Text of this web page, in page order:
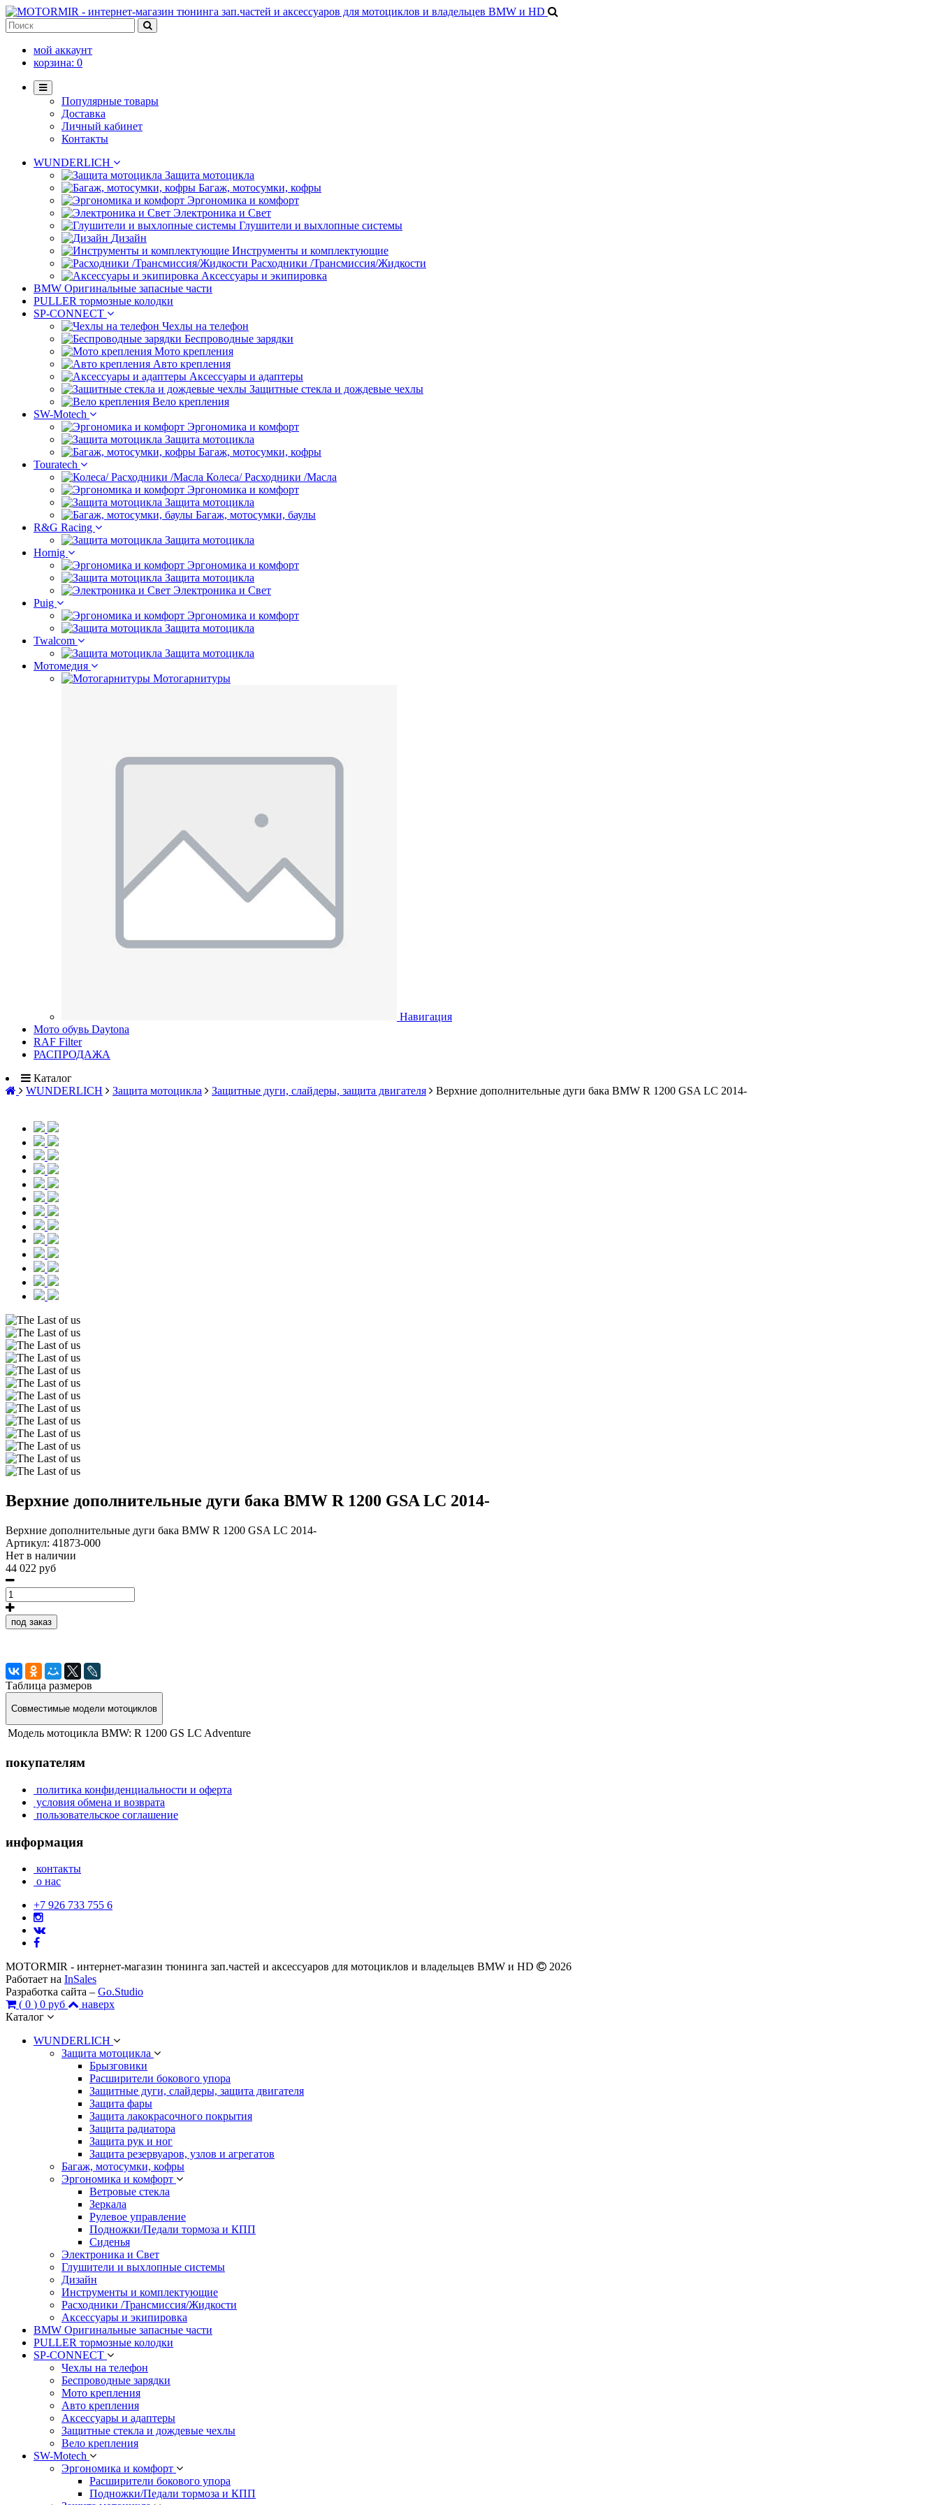
мой аккаунт
корзина: 0
Популярные товары
Доставка
Личный кабинет
Контакты
WUNDERLICH
Защита мотоцикла
Багаж, мотосумки, кофры
Эргономика и комфорт
Электроника и Свет
Глушители и выхлопные системы
Дизайн
Инструменты и комплектующие
Расходники /Трансмиссия/Жидкости
Аксессуары и экипировка
BMW Оригинальные запасные части
PULLER тормозные колодки
SP-CONNECT
Чехлы на телефон
Беспроводные зарядки
Мото крепления
Авто крепления
Аксессуары и адаптеры
Защитные стекла и дождевые чехлы
Вело крепления
SW-Motech
Эргономика и комфорт
Защита мотоцикла
Багаж, мотосумки, кофры
Touratech
Колеса/ Расходники /Масла
Эргономика и комфорт
Защита мотоцикла
Багаж, мотосумки, баулы
R&G Racing
Защита мотоцикла
Hornig
Эргономика и комфорт
Защита мотоцикла
Электроника и Свет
Puig
Эргономика и комфорт
Защита мотоцикла
Twalcom
Защита мотоцикла
Мотомедия
Мотогарнитуры
Навигация
Мото обувь Daytona
RAF Filter
РАСПРОДАЖА
Каталог
WUNDERLICH
Защита мотоцикла Защитные дуги, слайдеры, защита двигателя Верхние дополнительные дуги бака BMW R 1200 GSA LC 2014-
Верхние дополнительные дуги бака BMW R 1200 GSA LC 2014-
Верхние дополнительные дуги бака BMW R 1200 GSA LC 2014-
Артикул: 41873-000
Нет в наличии
44 022 руб
под заказ
Таблица размеров
Совместимые модели мотоциклов
Модель мотоцикла BMW: R 1200 GS LC Adventure
покупателям
политика конфиденциальности и оферта
условия обмена и возврата
пользовательское соглашение
информация
контакты
о нас
+7 926 733 755 6
MOTORMIR - интернет-магазин тюнинга зап.частей и аксессуаров для мотоциклов и владельцев BMW и HD
2026
Работает на InSales
Разработка сайта – Go.Studio
( 0 ) 0 руб
наверх
Каталог
WUNDERLICH
Защита мотоцикла
Брызговики
Расширители бокового упора
Защитные дуги, слайдеры, защита двигателя
Защита фары
Защита лакокрасочного покрытия
Защита радиатора
Защита рук и ног
Защита резервуаров, узлов и агрегатов
Багаж, мотосумки, кофры
Эргономика и комфорт
Ветровые стекла
Зеркала
Рулевое управление
Подножки/Педали тормоза и КПП
Сиденья
Электроника и Свет
Глушители и выхлопные системы
Дизайн
Инструменты и комплектующие
Расходники /Трансмиссия/Жидкости
Аксессуары и экипировка
BMW Оригинальные запасные части
PULLER тормозные колодки
SP-CONNECT
Чехлы на телефон
Беспроводные зарядки
Мото крепления
Авто крепления
Аксессуары и адаптеры
Защитные стекла и дождевые чехлы
Вело крепления
SW-Motech
Эргономика и комфорт
Расширители бокового упора
Подножки/Педали тормоза и КПП